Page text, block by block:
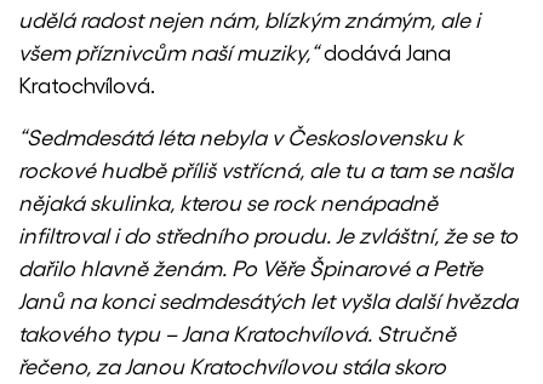
udělá radost nejen nám, blízkým známým, ale i
všem příznivcům naší muziky,“dodává Jana
Kratochvílová.
“Sedmdesátá léta nebyla v Československu k
rockové hudbě příliš vstřícná, ale tu a tam se našla
nějaká skulinka, kterou se rock nenápadně
infiltroval i do středního proudu. Je zvláštní, že se to
dařilo hlavně ženám. Po Věře Špinarové a Petře
Janů na konci sedmdesátých let vyšla další hvězda
takového typu – Jana Kratochvílová. Stručně
řečeno, za Janou Kratochvílovou stála skoro